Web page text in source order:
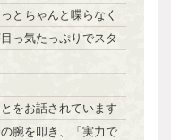
とちゃんと喋らなく
っ気たっぷりでスタ
をお話されています
腕を叩き、「実力で